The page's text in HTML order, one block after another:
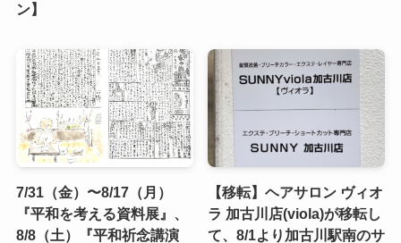
ン】
7/31（金）〜8/17（月）
『平和を考える資料展』、
8/8（土）『平和祈念講演
【移転】ヘアサロン ヴィオ
ラ 加古川店(viola)が移転し
て、8/1より加古川駅南のサ